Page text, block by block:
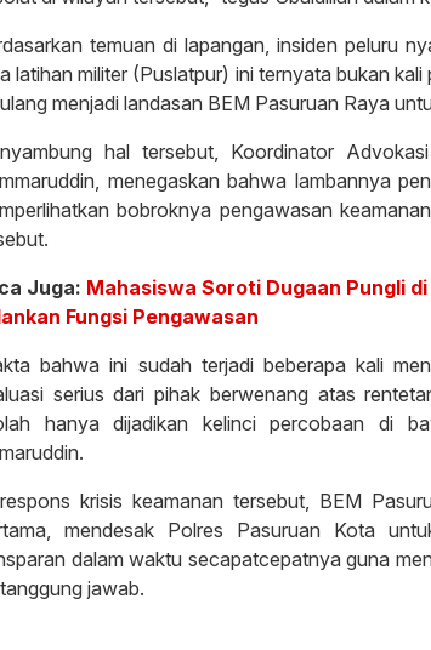
temuan di lapangan, insiden peluru
latihan militer (Puslatpur) ini ternyata bukan
menjadi landasan BEM Pasuruan Raya
hal tersebut, Koordinator
menegaskan bahwa lambannya
bobroknya pengawasan
Juga: Mahasiswa Soroti Dugaan Pungli
Fungsi Pengawasan
bahwa ini sudah terjadi beberapa kali
serius dari pihak berwenang atas
hanya dijadikan kelinci percobaan di
krisis keamanan tersebut, BEM
mendesak Polres Pasuruan Kota
dalam waktu secapatcepatnya guna
jawab.